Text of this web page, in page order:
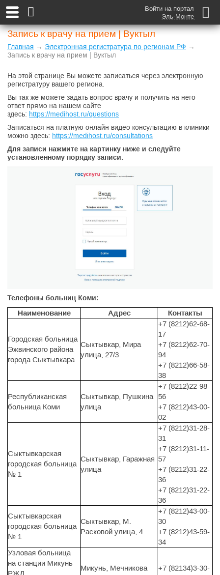
Войти на портал
Эль-Монте
Запись к врачу на прием | Вуктыл
Главная → Электронная регистратура по регионам РФ →
Запись к врачу на прием | Вуктыл
На этой странице Вы можете записаться через электронную
регистратуру вашего региона.
Вы так же можете задать вопрос врачу и получить на него
ответ прямо на нашем сайте
здесь: https://medihost.ru/questions
Записаться на платную онлайн видео консультацию в клиники
можно здесь: https://medihost.ru/consultations
Для записи нажмите на картинку ниже и следуйте
установленному порядку записи.
Телефоны больниц Коми:
Наименование Адрес Контакты
Городская больница
Эжвинского района
города Сыктывкара
Сыктывкар, Мира
улица, 27/3
+7 (8212)62-68-
17
+7 (8212)62-70-
94
+7 (8212)66-58-
38
Республиканская
больница Коми
Сыктывкар, Пушкина
улица
+7 (8212)22-98-
56
+7 (8212)43-00-
02
Сыктывкарская
городская больница
№ 1
Сыктывкар, Гаражная
улица
+7 (8212)31-28-
31
+7 (8212)31-11-
57
+7 (8212)31-22-
36
+7 (8212)31-22-
36
Сыктывкарская
городская больница
№ 1
Сыктывкар, М.
Расковой улица, 4
+7 (8212)43-00-
30
+7 (8212)43-59-
34
Узловая больница
на станции Микунь
РЖД,
Микунь, Мечникова
+7 (82134)3-30-